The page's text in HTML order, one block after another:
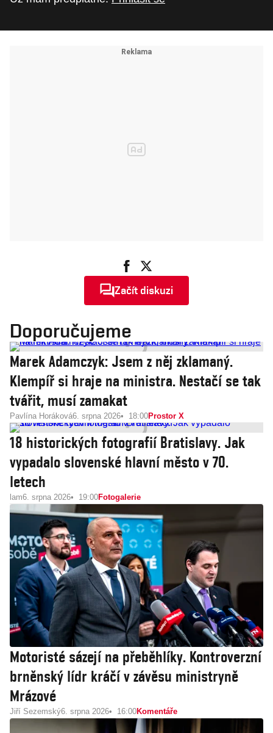
Začít diskuzi
Doporučujeme
Marek Adamczyk: Jsem z něj zklamaný.
Klempíř si hraje na ministra. Nestačí se tak
tvářit, musí zamakat
Pavlína Horáková6. srpna 2026 18:00Prostor X
18 historických fotografií Bratislavy. Jak
vypadalo slovenské hlavní město v 70.
letech
lam6. srpna 2026 19:00Fotogalerie
Motoristé sázejí na přeběhlíky. Kontroverzní
brněnský lídr kráčí v závěsu ministryně
Mrázové
Jiří Sezemský6. srpna 2026 16:00Komentáře